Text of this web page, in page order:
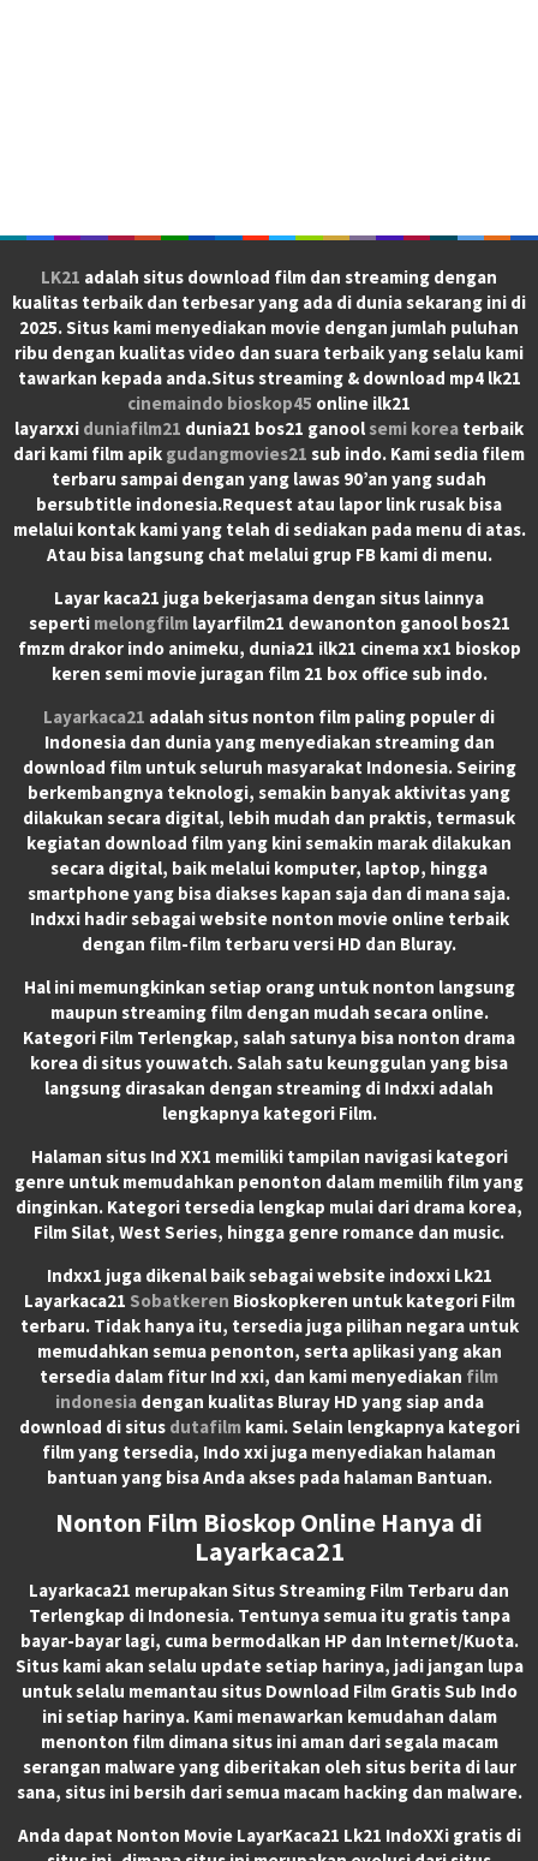
LK21 adalah situs download film dan streaming dengan
kualitas terbaik dan terbesar yang ada di dunia sekarang ini di
2025. Situs kami menyediakan movie dengan jumlah puluhan
ribu dengan kualitas video dan suara terbaik yang selalu kami
tawarkan kepada anda.Situs streaming & download mp4 lk21
cinemaindo bioskop45 online ilk21
layarxxi duniafilm21 dunia21 bos21 ganool semi korea terbaik
dari kami film apik gudangmovies21 sub indo. Kami sedia filem
terbaru sampai dengan yang lawas 90’an yang sudah
bersubtitle indonesia.Request atau lapor link rusak bisa
melalui kontak kami yang telah di sediakan pada menu di atas.
Atau bisa langsung chat melalui grup FB kami di menu.
Layar kaca21 juga bekerjasama dengan situs lainnya
seperti melongfilmlayarfilm21 dewanonton ganool bos21
fmzm drakor indo animeku, dunia21 ilk21 cinema xx1 bioskop
keren semi movie juragan film 21 box office sub indo.
Layarkaca21 adalah situs nonton film paling populer di
Indonesia dan dunia yang menyediakan streaming dan
download film untuk seluruh masyarakat Indonesia. Seiring
berkembangnya teknologi, semakin banyak aktivitas yang
dilakukan secara digital, lebih mudah dan praktis, termasuk
kegiatan download film yang kini semakin marak dilakukan
secara digital, baik melalui komputer, laptop, hingga
smartphone yang bisa diakses kapan saja dan di mana saja.
Indxxi hadir sebagai website nonton movie online terbaik
dengan film-film terbaru versi HD dan Bluray.
Hal ini memungkinkan setiap orang untuk nonton langsung
maupun streaming film dengan mudah secara online.
Kategori Film Terlengkap, salah satunya bisa nonton drama
korea di situs youwatch. Salah satu keunggulan yang bisa
langsung dirasakan dengan streaming di Indxxi adalah
lengkapnya kategori Film.
Halaman situs Ind XX1 memiliki tampilan navigasi kategori
genre untuk memudahkan penonton dalam memilih film yang
dinginkan. Kategori tersedia lengkap mulai dari drama korea,
Film Silat, West Series, hingga genre romance dan music.
Indxx1 juga dikenal baik sebagai website indoxxi Lk21
Layarkaca21 Sobatkeren Bioskopkeren untuk kategori Film
terbaru. Tidak hanya itu, tersedia juga pilihan negara untuk
memudahkan semua penonton, serta aplikasi yang akan
tersedia dalam fitur Ind xxi, dan kami menyediakan film
indonesiadengan kualitas Bluray HD yang siap anda
download di situs dutafilmkami. Selain lengkapnya kategori
film yang tersedia, Indo xxi juga menyediakan halaman
bantuan yang bisa Anda akses pada halaman Bantuan.
Nonton Film Bioskop Online Hanya di
Layarkaca21
Layarkaca21 merupakan Situs Streaming Film Terbaru dan
Terlengkap di Indonesia. Tentunya semua itu gratis tanpa
bayar-bayar lagi, cuma bermodalkan HP dan Internet/Kuota.
Situs kami akan selalu update setiap harinya, jadi jangan lupa
untuk selalu memantau situs Download Film Gratis Sub Indo
ini setiap harinya. Kami menawarkan kemudahan dalam
menonton film dimana situs ini aman dari segala macam
serangan malware yang diberitakan oleh situs berita di laur
sana, situs ini bersih dari semua macam hacking dan malware.
Anda dapat Nonton Movie LayarKaca21 Lk21 IndoXXigratis di